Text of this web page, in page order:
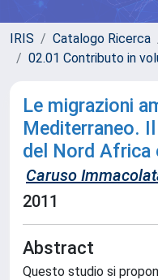
IRIS Catalogo Ricerca
02.01 Contributo in
Le migrazioni
Mediterraneo.
del Nord Africa
Caruso
2011
Abstract
Questo studio si